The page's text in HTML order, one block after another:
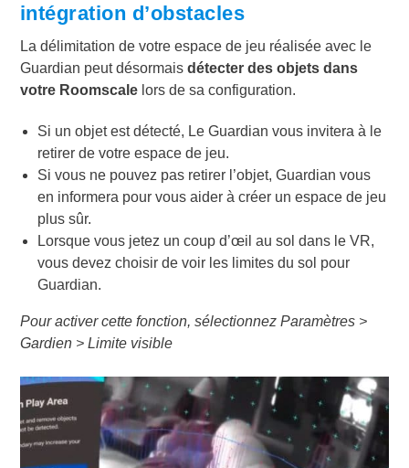
intégration d’obstacles
La délimitation de votre espace de jeu réalisée avec le
Guardian peut désormais détecter des objets dans
votre Roomscalelors de sa configuration.
Si un objet est détecté, Le Guardian vous invitera à le
retirer de votre espace de jeu.
Si vous ne pouvez pas retirer l’objet, Guardian vous
en informera pour vous aider à créer un espace de jeu
plus sûr.
Lorsque vous jetez un coup d’œil au sol dans le VR,
vous devez choisir de voir les limites du sol pour
Guardian.
Pour activer cette fonction, sélectionnez Paramètres >
Gardien > Limite visible